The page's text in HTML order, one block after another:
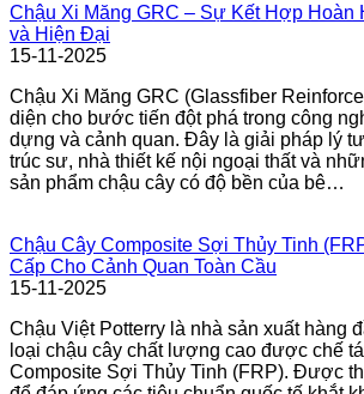
Chậu Xi Măng GRC – Sự Kết Hợp Hoàn
và Hiện Đại
15-11-2025
Chậu Xi Măng GRC (Glassfiber
diện cho bước tiến đột phá trong công
dựng và cảnh quan. Đây là giải pháp lý
trúc sư, nhà thiết kế nội ngoại thất và
sản phẩm chậu cây có độ bền của bê…
Chậu Cây Composite Sợi Thủy Tinh
Cấp Cho Cảnh Quan Toàn Cầu
15-11-2025
Chậu Việt Potterry là nhà sản xuất hàng
loại chậu cây chất lượng cao được chế
Composite Sợi Thủy Tinh (FRP). Được